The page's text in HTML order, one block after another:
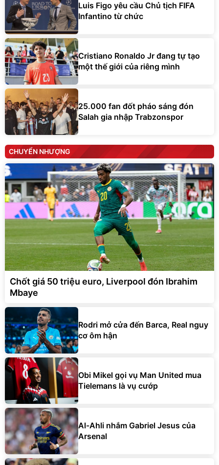
Luis Figo yêu cầu Chủ tịch FIFA
Infantino từ chức
Cristiano Ronaldo Jr đang tự tạo
một thế giới của riêng mình
25.000 fan đốt pháo sáng đón
Salah gia nhập Trabzonspor
CHUYỂN NHƯỢNG
Chốt giá 50 triệu euro, Liverpool đón Ibrahim
Mbaye
Rodri mở cửa đến Barca, Real nguy
cơ ôm hận
Obi Mikel gọi vụ Man United mua
Tielemans là vụ cướp
Al-Ahli nhắm Gabriel Jesus của
Arsenal